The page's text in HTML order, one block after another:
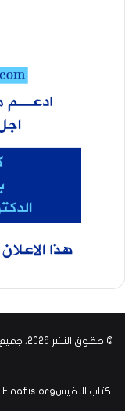
© حقوق النشر 2026، جميع الحقوق محفوظة |